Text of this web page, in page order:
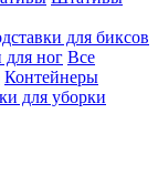
для биксов
для ног Все
Контейнеры
для уборки